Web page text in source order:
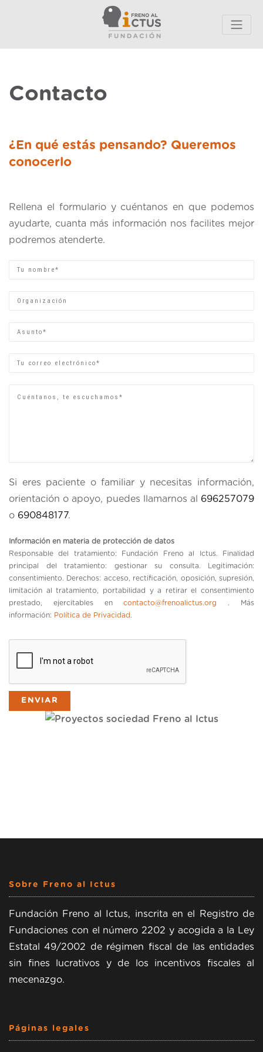
Contacto
¿En qué estás pensando? Queremos
conocerlo
Rellena el formulario y cuéntanos en que podemos
ayudarte, cuanta más información nos facilites mejor
podremos atenderte.
Nombre
Organización
Asunto
Email
Si eres paciente o familiar y necesitas información,
orientación o apoyo, puedes llamarnos al 696257079
o 690848177.
Información en materia de protección de datos
Responsable del tratamiento: Fundación Freno al Ictus. Finalidad
principal del tratamiento: gestionar su consulta. Legitimación:
consentimiento. Derechos: acceso, rectificación, oposición, supresión,
limitación al tratamiento, portabilidad y a retirar el consentimiento
prestado, ejercitables encontacto@frenoalictus.org
. Más
información: Política de Privacidad .
ENVIAR
Sobre Freno al Ictus
Fundación Freno al Ictus, inscrita en el Registro de
Fundaciones con el número 2202 y acogida a la Ley
Estatal 49/2002 de régimen fiscal de las entidades
sin fines lucrativos y de los incentivos fiscales al
mecenazgo.
Páginas legales